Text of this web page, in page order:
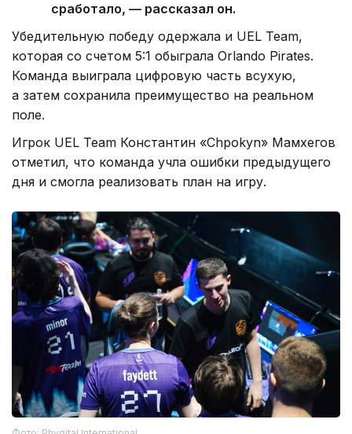
сработало, — рассказал он.
Убедительную победу одержала и UEL Team,
которая со счетом 5:1 обыграла Orlando Pirates.
Команда выиграла цифровую часть всухую,
а затем сохранила преимущество на реальном
поле.
Игрок UEL Team Константин «Chpokyn» Мамхегов
отметил, что команда учла ошибки предыдущего
дня и смогла реализовать план на игру.